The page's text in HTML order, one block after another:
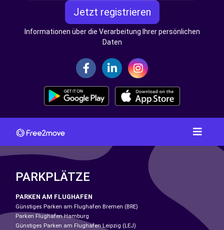
Jetzt registrieren
Informationen über die Verarbeitung Ihrer persönlichen
Daten
PARKPLÄTZE
PARKEN AM FLUGHAFEN
Günstiges Parken am Flughafen Bremen (BRE)
Parken Flughafen Hamburg
Günstiges Parken am Flughafen Leipzig (LEJ)